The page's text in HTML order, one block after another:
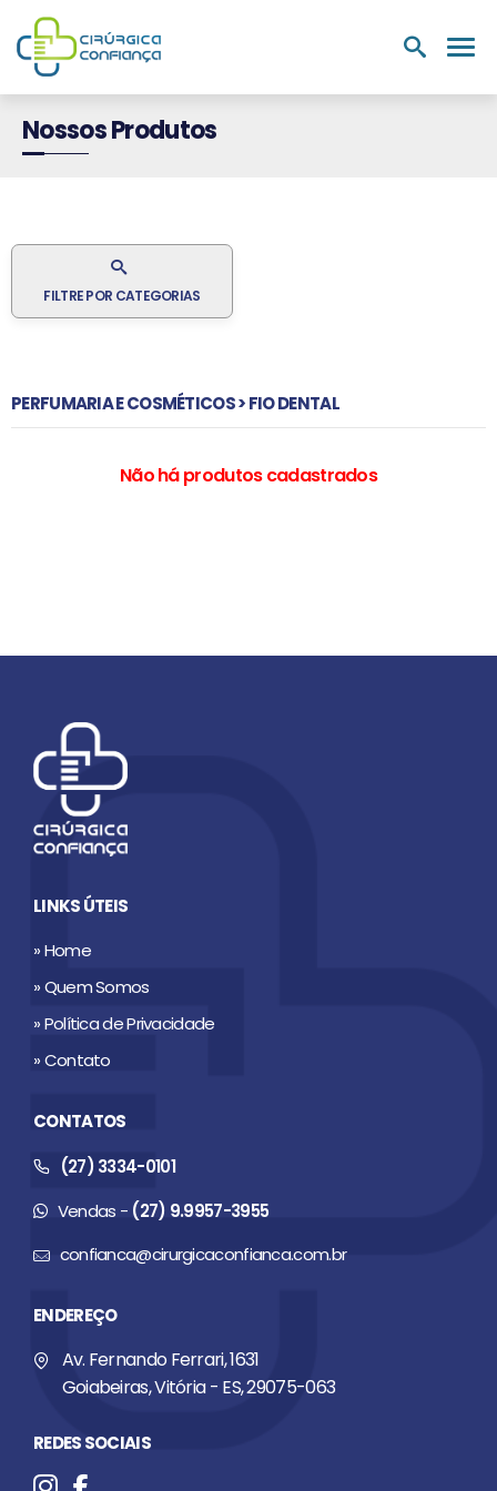
LABORATÓRIOS SUPLEMENTOS
Nossos Produtos
FILTRE POR CATEGORIAS
PERFUMARIA E COSMÉTICOS > FIO DENTAL
Não há produtos cadastrados
LINKS ÚTEIS
» Home
» Quem Somos
» Política de Privacidade
» Contato
CONTATOS
(27) 3334-0101
Vendas - (27) 9.9957-3955
confianca@cirurgicaconfianca.com.br
ENDEREÇO
Av. Fernando Ferrari, 1631
Goiabeiras, Vitória - ES, 29075-063
REDES SOCIAIS